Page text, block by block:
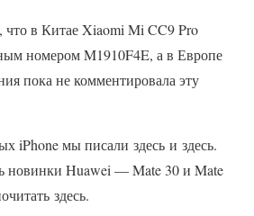
что в Китае Xiaomi Mi CC9 Pro
номером M1910F4E, а в Европе
пока не комментировала эту
iPhone мы писали здесь и здесь.
новинки Huawei — Mate 30 и Mate
здесь.